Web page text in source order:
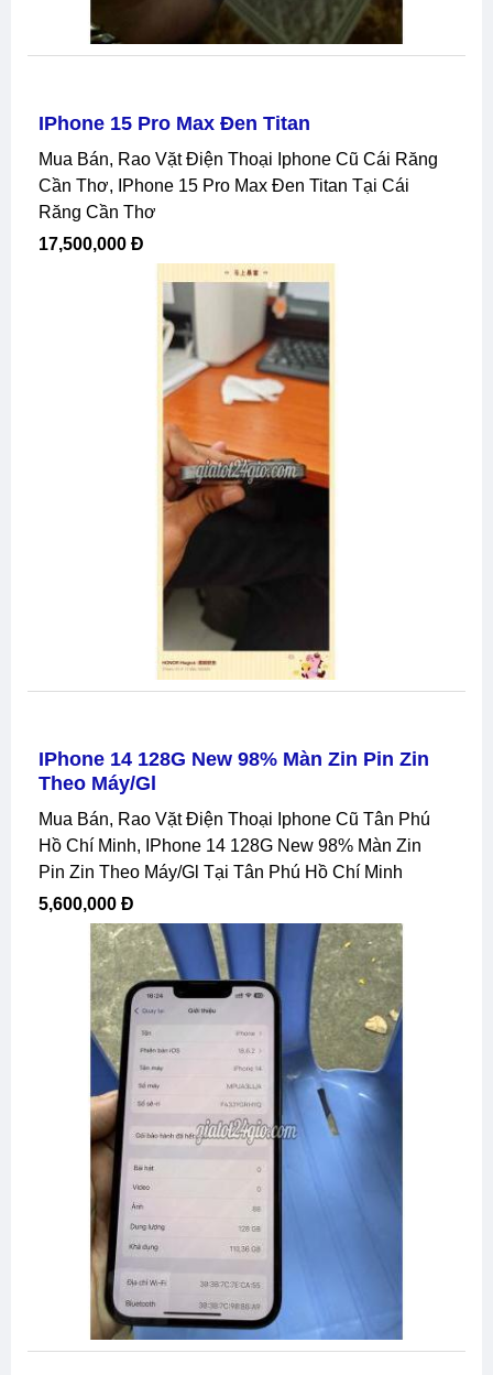
IPhone 15 Pro Max Đen Titan
Mua Bán, Rao Vặt Điện Thoại Iphone Cũ Cái Răng
Cần Thơ, IPhone 15 Pro Max Đen Titan Tại Cái
Răng Cần Thơ
17,500,000 Đ
IPhone 14 128G New 98% Màn Zin Pin Zin
Theo Máy/gl
Mua Bán, Rao Vặt Điện Thoại Iphone Cũ Tân Phú
Hồ Chí Minh, IPhone 14 128G New 98% Màn Zin
Pin Zin Theo Máy/gl Tại Tân Phú Hồ Chí Minh
5,600,000 Đ